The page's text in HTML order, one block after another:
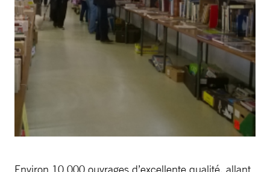
Environ 10 000 ouvrages d’excellente qualité, allant